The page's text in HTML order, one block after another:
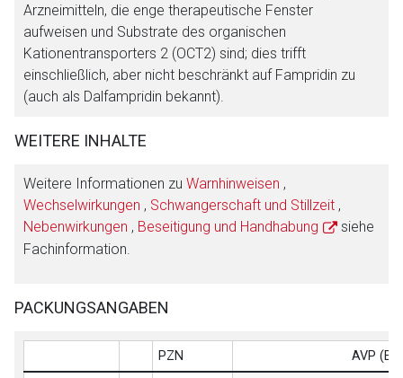
Arzneimitteln, die enge therapeutische Fenster
aufweisen und Substrate des organischen
Kationentransporters 2 (OCT2) sind; dies trifft
einschließlich, aber nicht beschränkt auf Fampridin zu
(auch als Dalfampridin bekannt).
WEITERE INHALTE
Weitere Informationen zu Warnhinweisen ,
Wechselwirkungen , Schwangerschaft und Stillzeit ,
Nebenwirkungen , Beseitigung und Handhabung
siehe
Fachinformation.
PACKUNGSANGABEN
PZN AVP